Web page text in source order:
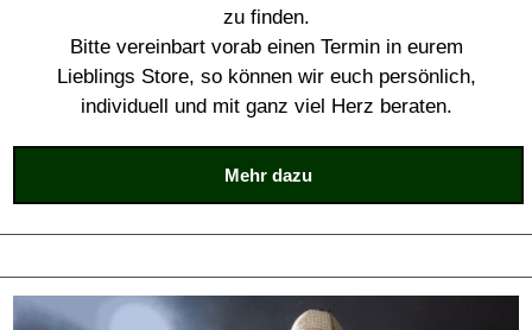
zu finden.
Bitte vereinbart vorab einen Termin in eurem
Lieblings Store, so können wir euch persönlich,
individuell und mit ganz viel Herz beraten.
Mehr dazu